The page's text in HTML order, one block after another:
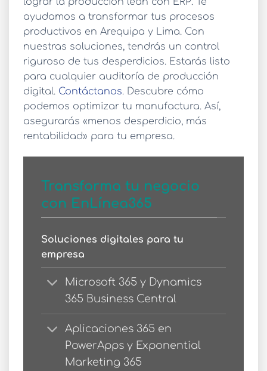
ayudamos a transformar tus procesos
productivos en Arequipa y Lima. Con
nuestras soluciones, tendrás un control
riguroso de tus desperdicios. Estarás listo
para cualquier auditoría de producción
digital. Contáctanos. Descubre cómo
podemos optimizar tu manufactura. Así,
asegurarás «menos desperdicio, más
rentabilidad» para tu empresa.
Transforma tu negocio
con EnLínea365
Soluciones digitales para tu
empresa
Microsoft 365 y Dynamics
365 Business Central
Aplicaciones 365 en
PowerApps y Exponential
Marketing 365